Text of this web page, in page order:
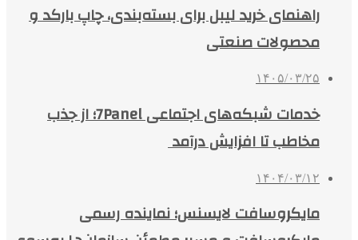
راهنمای خرید لیبل برای بسته‌بندی، چاپ بارکد و
محصولات صنعتی
۱۴۰۵/۰۳/۲۵
خدمات شبکه‌های اجتماعی 7Panel؛ از جذب
مخاطب تا افزایش درآمد
۱۴۰۴/۰۳/۱۲
مایکروسافت لایسنس؛ نماینده رسمی